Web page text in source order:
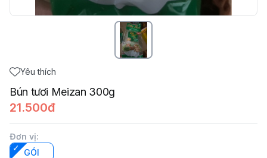
Yêu thích
Bún tươi Meizan 300g
21.500đ
Đơn vị:
GÓI